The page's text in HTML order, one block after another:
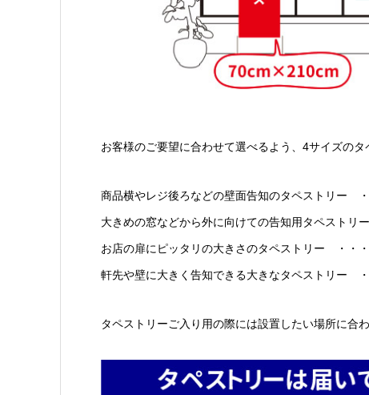
お客様のご要望に合わせて選べるよう、4サイズのタ
商品横やレジ後ろなどの壁面告知のタペストリー
大きめの窓などから外に向けての告知用タペスト
お店の扉にピッタリの大きさのタペストリー ・・
軒先や壁に大きく告知できる大きなタペストリー
タペストリーご入り用の際には設置したい場所に合